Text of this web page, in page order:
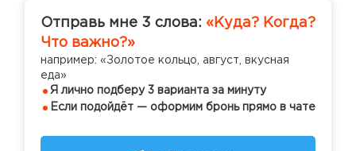
Отправь мне 3 слова: «Куда? Когда?
Что важно?»
например: «Золотое кольцо, август, вкусная
еда»
Я лично подберу 3 варианта за минуту
Если подойдёт — оформим бронь прямо в чате